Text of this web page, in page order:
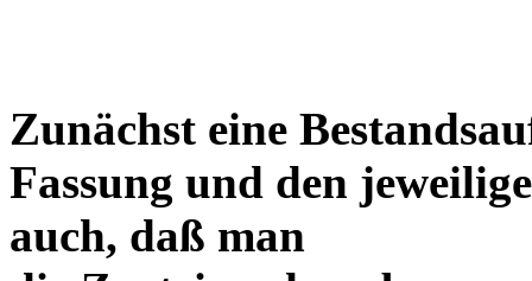
Zunächst eine
Fassung und den
auch, daß man